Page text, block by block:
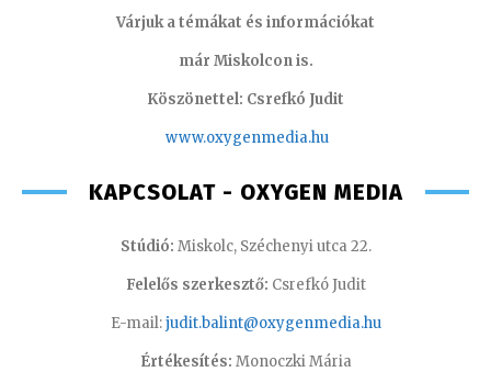
Várjuk a témákat és információkat
már Miskolcon is.
Köszönettel: Csrefkó Judit
www.oxygenmedia.hu
KAPCSOLAT - OXYGEN MEDIA
Stúdió: Miskolc, Széchenyi utca 22.
Felelős szerkesztő: Csrefkó Judit
E-mail:judit.balint@oxygenmedia.hu
Értékesítés: Monoczki Mária